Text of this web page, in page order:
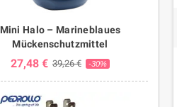
Mini Halo – Marineblaues
Mückenschutzmittel
27,48 € 39,26 € -30%